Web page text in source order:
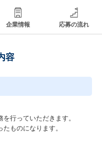
企業情報 応募の流れ
容
行っていただきます。
ものになります。